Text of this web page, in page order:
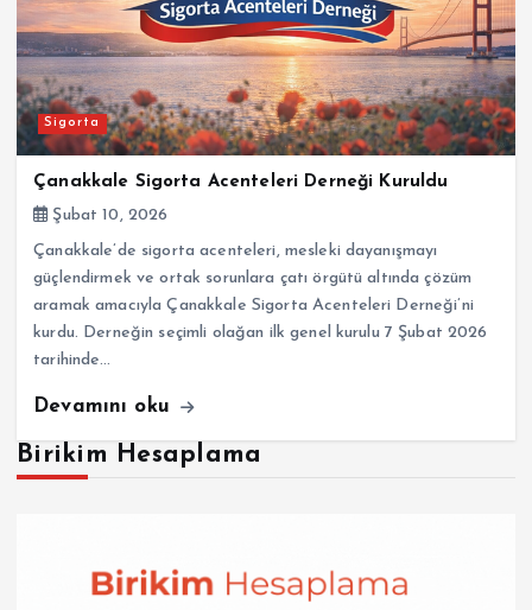
Sigorta
Çanakkale Sigorta Acenteleri Derneği Kuruldu
Şubat 10, 2026
Çanakkale’de sigorta acenteleri, mesleki dayanışmayı
güçlendirmek ve ortak sorunlara çatı örgütü altında çözüm
aramak amacıyla Çanakkale Sigorta Acenteleri Derneği’ni
kurdu. Derneğin seçimli olağan ilk genel kurulu 7 Şubat 2026
tarihinde…
Devamını oku
Birikim Hesaplama